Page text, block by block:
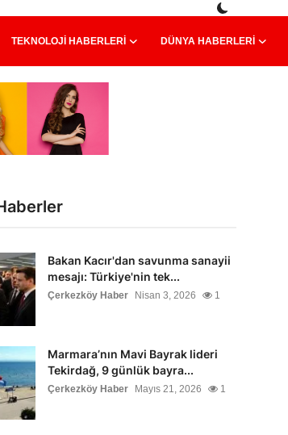
TEKNOLOJI HABERLERI DÜNYA HABERLERI
Bakan Kacır'dan savunma sanayii
mesajı: Türkiye'nin tek...
Çerkezköy Haber Nisan 3, 2026 1
Marmara’nın Mavi Bayrak lideri
Tekirdağ, 9 günlük bayra...
Çerkezköy Haber Mayıs 21, 2026 1